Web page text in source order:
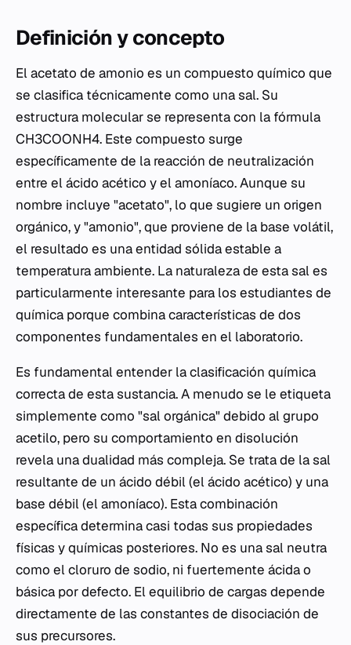
Definición y concepto
El acetato de amonio es un compuesto químico que
se clasifica técnicamente como una sal. Su
estructura molecular se representa con la fórmula
CH3COONH4. Este compuesto surge
específicamente de la reacción de neutralización
entre el ácido acético y el amoníaco. Aunque su
nombre incluye "acetato", lo que sugiere un origen
orgánico, y "amonio", que proviene de la base volátil,
el resultado es una entidad sólida estable a
temperatura ambiente. La naturaleza de esta sal es
particularmente interesante para los estudiantes de
química porque combina características de dos
componentes fundamentales en el laboratorio.
Es fundamental entender la clasificación química
correcta de esta sustancia. A menudo se le etiqueta
simplemente como "sal orgánica" debido al grupo
acetilo, pero su comportamiento en disolución
revela una dualidad más compleja. Se trata de la sal
resultante de un ácido débil (el ácido acético) y una
base débil (el amoníaco). Esta combinación
específica determina casi todas sus propiedades
físicas y químicas posteriores. No es una sal neutra
como el cloruro de sodio, ni fuertemente ácida o
básica por defecto. El equilibrio de cargas depende
directamente de las constantes de disociación de
sus precursores.